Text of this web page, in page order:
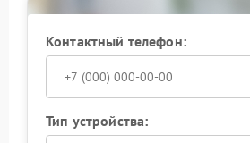
Контактный телефон:
Тип устройства: